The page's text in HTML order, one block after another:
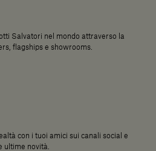
Salvatori nel mondo attraverso la
flagships e showrooms.
con i tuoi amici sui canali social e
ultime novità.